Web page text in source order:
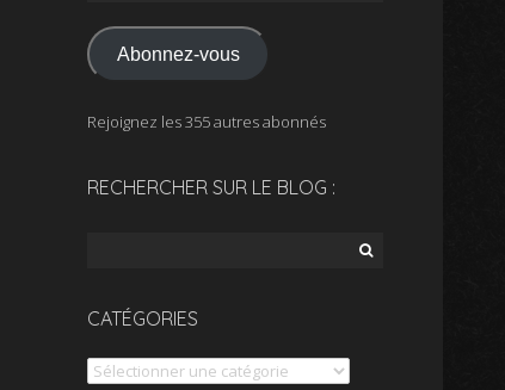
mail
Abonnez-vous
Rejoignez les 355 autres abonnés
RECHERCHER SUR LE BLOG :
CATÉGORIES
Catégories